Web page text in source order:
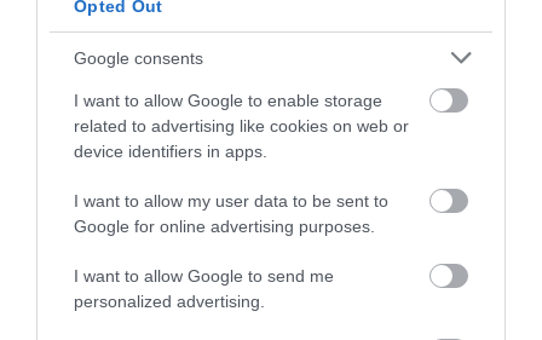
Opted Out
Google consents
I want to allow Google to enable storage
related to advertising like cookies on web or
device identifiers in apps.
I want to allow my user data to be sent to
Google for online advertising purposes.
I want to allow Google to send me
personalized advertising.
600 lóerős is lehet a BMW M6